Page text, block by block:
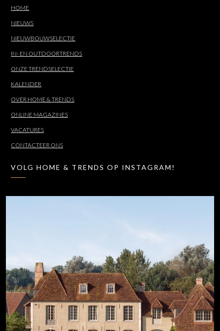
HOME
NIEUWS
NIEUWBOUWSELECTIE
IN- EN OUTDOORTRENDS
ONZE TRENDSELECTIE
KALENDER
OVER HOME & TRENDS
ONLINE MAGAZINES
VACATURES
CONTACTEER ONS
VOLG HOME & TRENDS OP INSTAGRAM!